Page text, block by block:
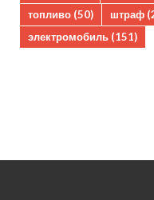
топливо (50) штраф
электромобиль (151)